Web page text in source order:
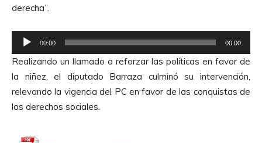
t
o
d
e
A
u
derecha”.
e
p
r
o
d
00:00 00:00
Realizando un llamado a reforzar las políticas en favor de
la niñez, el diputado Barraza culminó su intervención,
relevando la vigencia del PC en favor de las conquistas de
los derechos sociales.